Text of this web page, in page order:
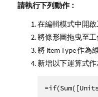
請執行下列動作：
在編輯模式中開啟
將條形圖拖曳至工
將 Item Type作為
新增以下運算式作